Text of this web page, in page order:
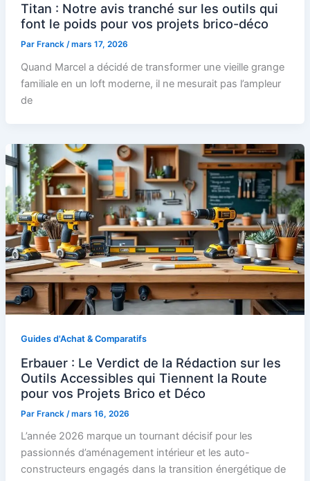
Titan : Notre avis tranché sur les outils qui
font le poids pour vos projets brico-déco
Par Franck /mars 17, 2026
Quand Marcel a décidé de transformer une vieille grange
familiale en un loft moderne, il ne mesurait pas l’ampleur
de
Guides d'Achat & Comparatifs
Erbauer : Le Verdict de la Rédaction sur les
Outils Accessibles qui Tiennent la Route
pour vos Projets Brico et Déco
Par Franck /mars 16, 2026
L’année 2026 marque un tournant décisif pour les
passionnés d’aménagement intérieur et les auto-
constructeurs engagés dans la transition énergétique de